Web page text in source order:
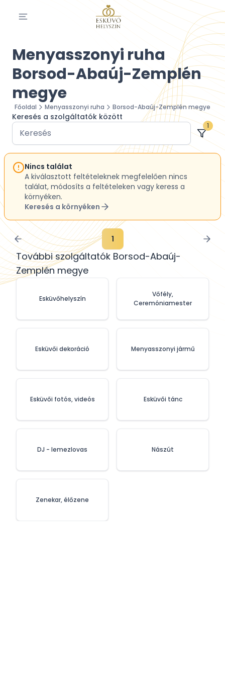
Menyasszonyi ruha
Borsod-Abaúj-Zemplén
megye
Főoldal Menyasszonyi ruha Borsod-Abaúj-Zemplén megye
Keresés a szolgáltatók között
1
Nincs találat
A kiválasztott feltételeknek megfelelően nincs
találat, módosíts a feltételeken vagy keress a
környéken.
Keresés a környéken
1
További szolgáltatók Borsod-Abaúj-
Zemplén megye
Esküvőhelyszín
Esküvői dekoráció
Esküvői fotós, videós
DJ - lemezlovas
Zenekar, élőzene
Vőfély,
Ceremóniamester
Menyasszonyi jármű
Esküvői tánc
Nászút